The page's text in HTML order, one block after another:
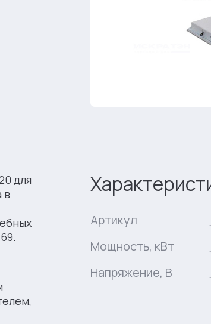
Артикул
Мощность, кВт
Напряжение, В
для
в